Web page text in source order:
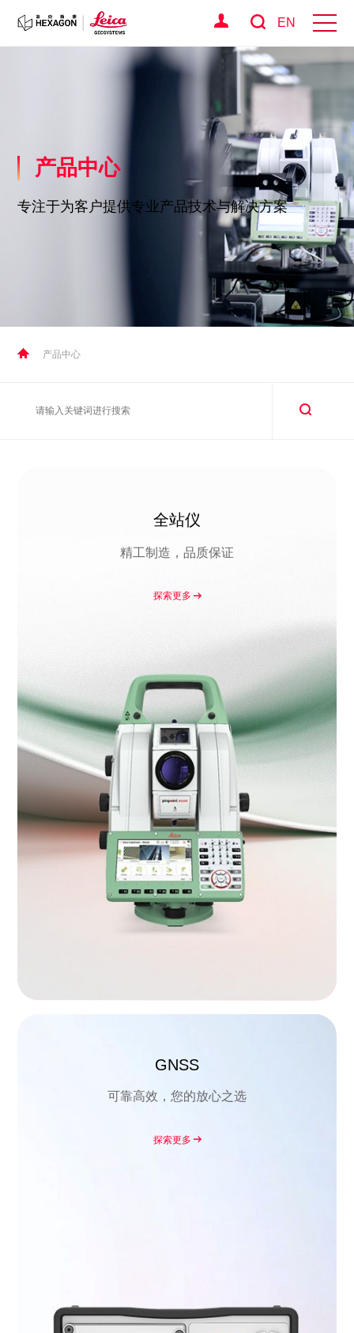
EN
产品中心
专注于为客户提供专业产品技术与解决方案
产品中心
全站仪
精工制造，品质保证
探索更多
GNSS
可靠高效，您的放心之选
探索更多